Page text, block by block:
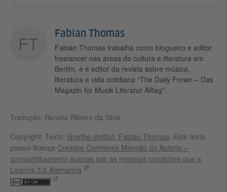
FT Fabian Thomas
Fabian Thomas trabalha como blogueiro e editor
freelancer nas áreas de cultura e literatura em
Berlim, e é editor da revista sobre música,
literatura e vida cotidiana “The Daily Frown – Das
Magazin für Musik Literatur Alltag”.
Tradução: Renata Ribeiro da Silva
Copyright: Texto: Goethe-Institut, Fabian Thomas. Este texto
possui licença Creative Commons Menção da Autoria –
compartilhamento apenas sob as mesmas condições que a
Licença 3.0 Alemanha
.